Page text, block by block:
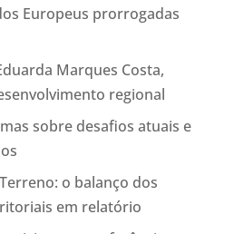
Europeus prorrogadas
Marques Costa,
regional
sobre desafios atuais e
o balanço dos
em relatório